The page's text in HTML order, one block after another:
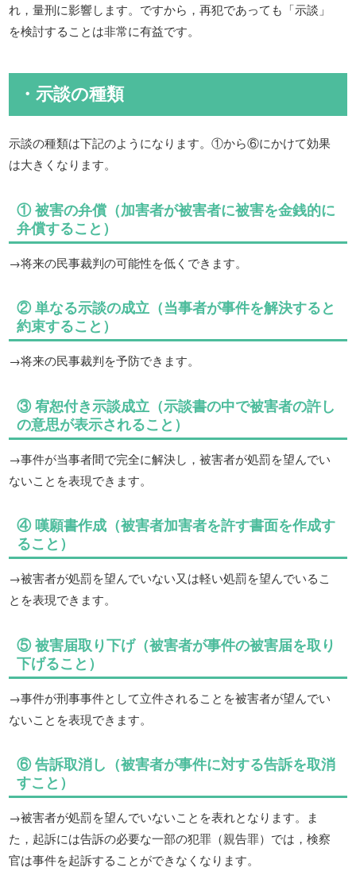
れ，量刑に影響します。ですから，再犯であっても「示談」
を検討することは非常に有益です。
・示談の種類
示談の種類は下記のようになります。①から⑥にかけて効果
は大きくなります。
① 被害の弁償（加害者が被害者に被害を金銭的に
弁償すること）
→将来の民事裁判の可能性を低くできます。
② 単なる示談の成立（当事者が事件を解決すると
約束すること）
→将来の民事裁判を予防できます。
③ 宥恕付き示談成立（示談書の中で被害者の許し
の意思が表示されること）
→事件が当事者間で完全に解決し，被害者が処罰を望んでい
ないことを表現できます。
④ 嘆願書作成（被害者加害者を許す書面を作成す
ること）
→被害者が処罰を望んでいない又は軽い処罰を望んでいるこ
とを表現できます。
⑤ 被害届取り下げ（被害者が事件の被害届を取り
下げること）
→事件が刑事事件として立件されることを被害者が望んでい
ないことを表現できます。
⑥ 告訴取消し（被害者が事件に対する告訴を取消
すこと）
→被害者が処罰を望んでいないことを表れとなります。ま
た，起訴には告訴の必要な一部の犯罪（親告罪）では，検察
官は事件を起訴することができなくなります。